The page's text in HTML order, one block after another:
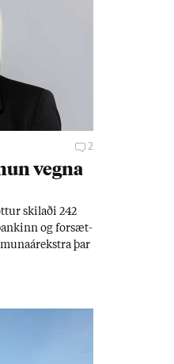
2
vegna
skil­aði 242
og for­sæt­
þar